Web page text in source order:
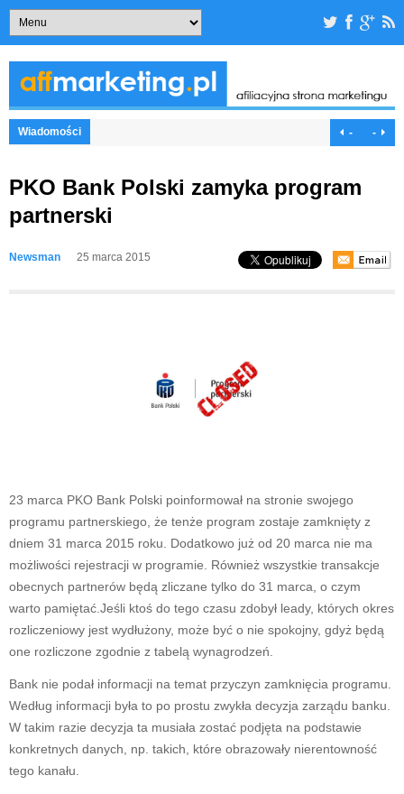
Wiadomości - -
PKO Bank Polski zamyka program
partnerski
Newsman 25 marca 2015
23 marca PKO Bank Polski poinformował na stronie swojego
programu partnerskiego, że tenże program zostaje zamknięty z
dniem 31 marca 2015 roku. Dodatkowo już od 20 marca nie ma
możliwości rejestracji w programie. Również wszystkie transakcje
obecnych partnerów będą zliczane tylko do 31 marca, o czym
warto pamiętać.Jeśli ktoś do tego czasu zdobył leady, których okres
rozliczeniowy jest wydłużony, może być o nie spokojny, gdyż będą
one rozliczone zgodnie z tabelą wynagrodzeń.
Bank nie podał informacji na temat przyczyn zamknięcia programu.
Według informacji była to po prostu zwykła decyzja zarządu banku.
W takim razie decyzja ta musiała zostać podjęta na podstawie
konkretnych danych, np. takich, które obrazowały nierentowność
tego kanału.